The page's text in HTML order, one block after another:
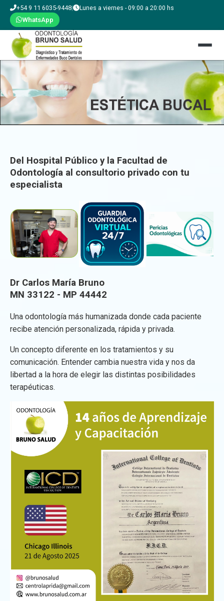
+54 9 11 6035-9448| Lunes a viernes - 09:00 a 20:00 hs
WhatsApp
Del Hospital Público y la Facultad de
Odontología al consultorio privado con tu
especialista
Dr Carlos María Bruno
MN 33122 - MP 44442
Una odontología más humanizada donde cada paciente
recibe atención personalizada, rápida y privada.
Un concepto diferente en los tratamientos y su
comunicación. Entender cambia nuestra vida y nos da
libertad a la hora de elegir las distintas posibilidades
terapéuticas.